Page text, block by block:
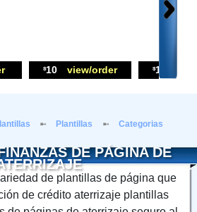
$10 view/order $14
Plantillas
Categorias
DE PÁGINA DE
de plantillas de página que
de crédito aterrizaje plantillas